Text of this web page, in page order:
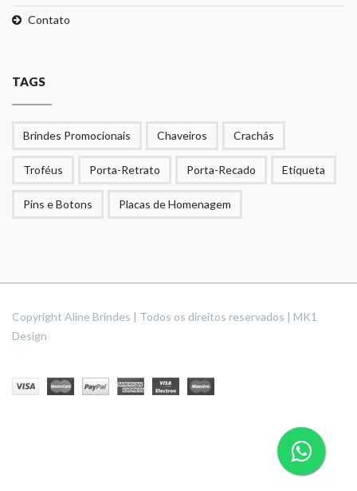
Contato
TAGS
Brindes Promocionais Chaveiros Crachás
Troféus Porta-Retrato Porta-Recado Etiqueta
Pins e Botons Placas de Homenagem
Copyright Aline Brindes | Todos os direitos reservados | MK1
Design